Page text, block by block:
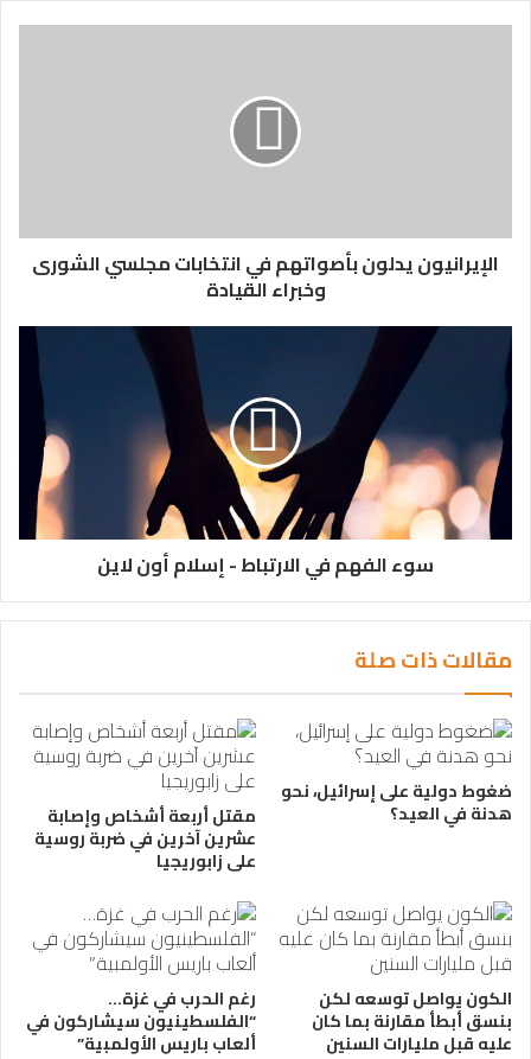
الإيرانيون يدلون بأصواتهم في انتخابات مجلسي الشورى
وخبراء القيادة
سوء الفهم في الارتباط - إسلام أون لاين
مقالات ذات صلة
ضغوط دولية على إسرائيل، نحو
هدنة في العيد؟ مقتل أربعة أشخاص وإصابة
عشرين آخرين في ضربة روسية
على زابوريجيا
الكون يواصل توسعه لكن
بنسق أبطأ مقارنة بما كان
عليه قبل مليارات السنين
رغم الحرب في غزة…
“الفلسطينيون سيشاركون في
ألعاب باريس الأولمبية”